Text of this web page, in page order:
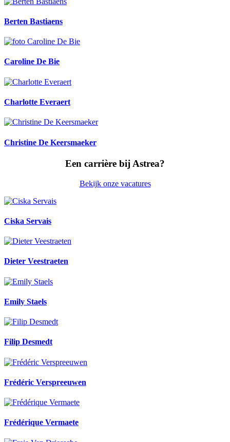
Berten Bastiaens
Caroline De Bie
Charlotte Everaert
Christine De Keersmaeker
Een carrière bij Astrea?
Bekijk onze vacatures
Ciska Servais
Dieter Veestraeten
Emily Staels
Filip Desmedt
Frédéric Verspreeuwen
Frédérique Vermaete